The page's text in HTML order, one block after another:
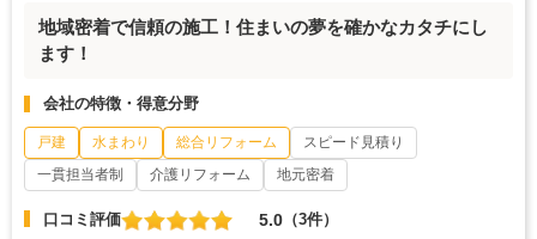
ます！
戸建 水まわり 総合リフォーム
スピード見積り
一貫担当者制
介護リフォーム 地元密着